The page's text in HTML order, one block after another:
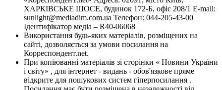
ХАРКІВСЬКЕ ШОСЕ, будинок 172-Б, офіс 208/1 E-mail:
sunlight@mediadim.com.ua Телефон: 044-205-43-00
Ідентифікатор медіа – R40-06068
Використання будь-яких матеріалів, розміщених на
сайті, дозволяється за умови посилання на
Корреспондент.net.
При копіюванні матеріалів зі сторінки « Новини України
і світу» , для інтернет - видань - обов'язкове пряме
відкрите для пошукових систем гіперпосилання .